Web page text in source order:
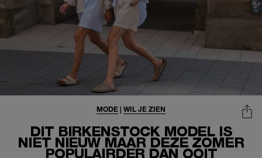
DIT BIRKENSTOCK MODEL IS
NIET NIEUW MAAR DEZE ZOMER
POPULAIRDER DAN OOIT
MODE | WIL JE ZIEN